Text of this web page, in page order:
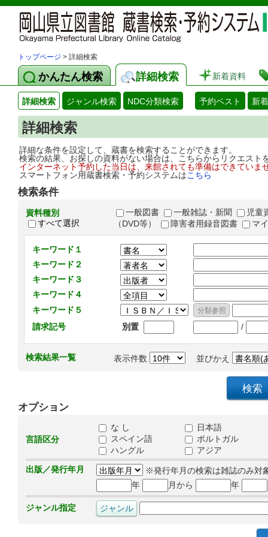
トップページ > 詳細検索
かんたん検索 詳細検索 新着資料
詳細検索 ジャンル検索 NDC分類検索 予約ベスト 新
詳細検索
詳細な条件を設定して、蔵書を検索することができます。
検索の結果、お探しの資料がない場合は、こちらからリクエス
インターネット予約した当日は、来館されても準備はできてい
スマートフォン用蔵書検索・予約システムはこちら
検索条件
資料種別
すべて選択
一般図書 一般雑誌・新聞
児童
（DVD等）
障害者用録音図書 マ
キーワード１
キーワード２
キーワード３
キーワード４
キーワード５
請求記号
別置 /
検索結果一覧 表示件数 並びかえ
オプション
言語区分
な し
日本語
スペイン語
ポルトガル
ハングル
アジア
出版／発行年月
※発行年月の検索は雑誌のみ対
年
月から 年
ジャンル指定